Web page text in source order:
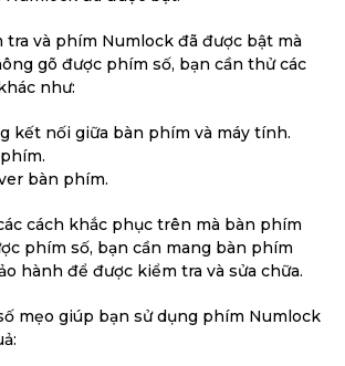
tra và phím Numlock đã được bật mà
gõ được phím số, bạn cần thử các
như:
kết nối giữa bàn phím và máy tính.
bàn phím.
cách khắc phục trên mà bàn phím
phím số, bạn cần mang bàn phím
hành để được kiểm tra và sửa chữa.
mẹo giúp bạn sử dụng phím Numlock